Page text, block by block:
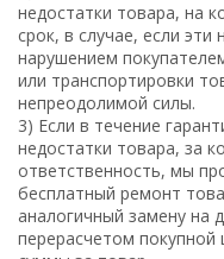
недостатки товара, на
срок, в случае, если эти
нарушением
или транспортировки
непреодолимой силы.
3) Если в течение
недостатки товара, за
ответственность, мы
бесплатный ремонт
аналогичный замену на
перерасчетом